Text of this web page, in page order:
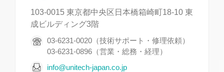
103-0015 東京都中央区日本橋箱崎町18-10 東
成ビルディング3階
03-6231-0020（技術サポート・修理依頼）
03-6231-0896（営業・総務・経理）
info@unitech-japan.co.jp